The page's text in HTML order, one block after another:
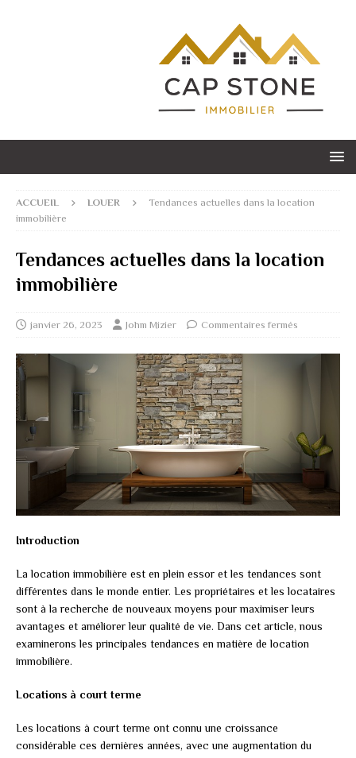
ACCUEIL LOUER
Tendances actuelles dans la location
immobilière
Tendances actuelles dans la location
immobilière
janvier 26, 2023 Johm Mizier Commentaires fermés
Introduction
La location immobilière est en plein essor et les tendances sont
différentes dans le monde entier. Les propriétaires et les locataires
sont à la recherche de nouveaux moyens pour maximiser leurs
avantages et améliorer leur qualité de vie. Dans cet article, nous
examinerons les principales tendances en matière de location
immobilière.
Locations à court terme
Les locations à court terme ont connu une croissance
considérable ces dernières années, avec une augmentation du